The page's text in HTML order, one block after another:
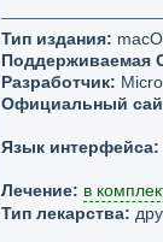
Тип издания:
Поддерживаемая
Разработчик:
Официальный
Язык интерфейса:
Лечение: в
Тип лекарства: